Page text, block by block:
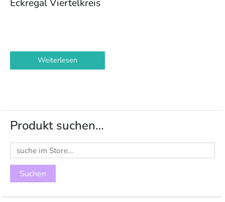
Eckregal Viertelkreis
Weiterlesen
Produkt suchen…
Suchen
nach: